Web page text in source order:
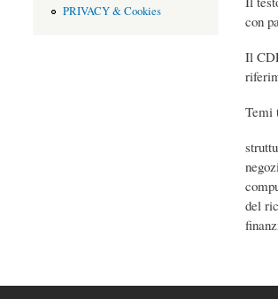
PRIVACY & Cookies
con
Il
Temi
del